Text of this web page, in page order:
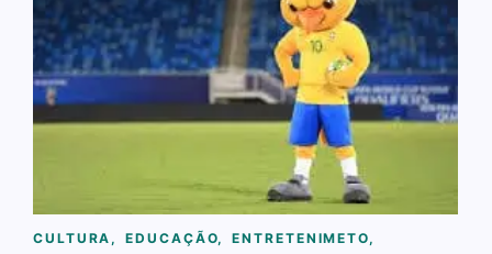
CULTURA , EDUCAÇÃO, ENTRETENIMETO,